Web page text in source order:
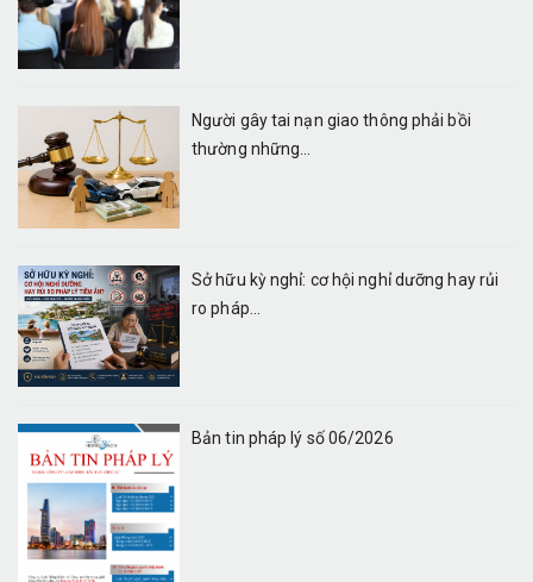
Người gây tai nạn giao thông phải bồi
thường những...
Sở hữu kỳ nghỉ: cơ hội nghỉ dưỡng hay rủi
ro pháp...
Bản tin pháp lý số 06/2026